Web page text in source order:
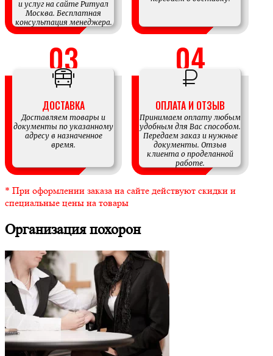
и услуг на сайте Ритуал
Москва. Бесплатная
консультация менеджера.
ДОСТАВКА
Доставляем товары и
документы по указанному
адресу в назначенное
время.
ОПЛАТА И ОТЗЫВ
Принимаем оплату любым
удобным для Вас способом.
Передаем заказ и нужные
документы. Отзыв
клиента о проделанной
работе.
* При оформлении заказа на сайте действуют скидки и
специальные цены на товары
Организация похорон